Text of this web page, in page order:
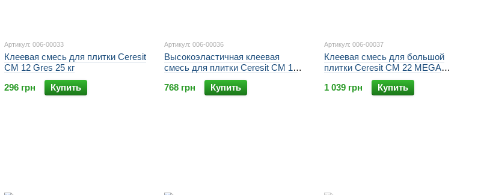
Артикул: 006-00033
Клеевая смесь для плитки Ceresit
CM 12 Gres 25 кг
296 грн
Купить
Артикул: 006-00036
Высокоэластичная клеевая
смесь для плитки Ceresit CM 17
Super Flexible
768 грн
Купить
Артикул: 006-00037
Клеевая смесь для большой
плитки Ceresit CM 22 MEGA
FORMAT FLEXIBLE
1 039 грн
Купить